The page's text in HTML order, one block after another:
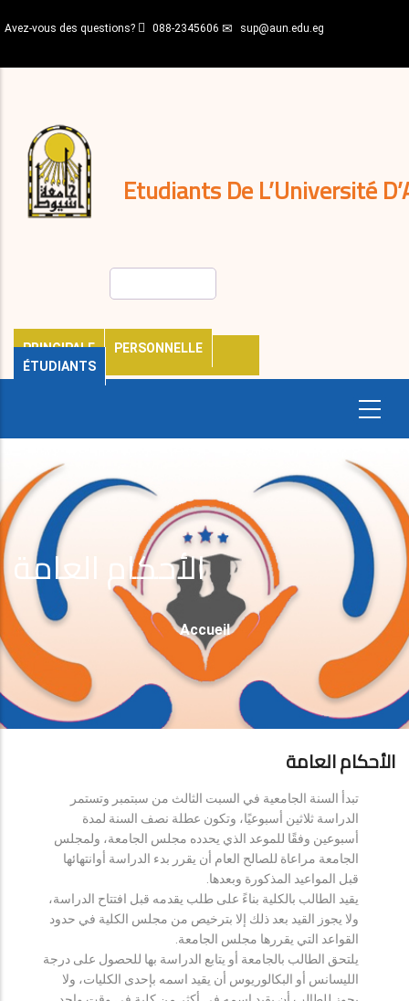
au
principal
Avez-vous des questions? 088-2345606 sup@aun.edu.eg
Etudiants De L’Université
PRINCIPALE
PERSONNELLE
ÉTUDIANTS
décisions
Expatriés
Journal
الأحكام العامة
Fil
D'Ariane
Accueil
الأحكام العامة
تبدأ السنة الجامعية في السبت الثالث من سبتمبر وتستمر
الدراسة ثلاثين أسبوعيًا، وتكون عطلة نصف السنة لمدة
أسبوعين وفقًا للموعد الذي يحدده مجلس الجامعة، ولمجلس
الجامعة مراعاة للصالح العام أن يقرر بدء الدراسة أوانتهائها
قبل المواعيد المذكورة وبعدها.
يقيد الطالب بالكلية بناءً على طلب يقدمه قبل افتتاح الدراسة،
ولا يجوز القيد بعد ذلك إلا بترخيص من مجلس الكلية في حدود
القواعد التي يقررها مجلس الجامعة.
يلتحق الطالب بالجامعة أو يتابع الدراسة بها للحصول على درجة
الليسانس أو البكالوريوس أن يقيد اسمه بإحدى الكليات، ولا